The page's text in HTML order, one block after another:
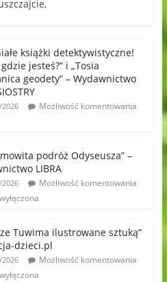
książki detektywistyczne!
jesteś?” i „Tosia
geodety” – Wydawnictwo
Możliwość komentowania
podróż Odyseusza” –
LIBRA
Możliwość komentowania
Tuwima ilustrowane sztuką”
dzieci.pl
Możliwość komentowania